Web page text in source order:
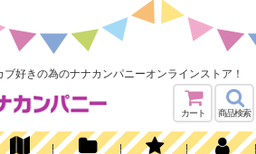
好きの為のナナカンパニーオンラインストア！
カート 商品検索